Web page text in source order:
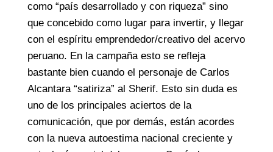
como “país desarrollado y con riqueza” sino
que concebido como lugar para invertir, y llegar
con el espíritu emprendedor/creativo del acervo
peruano. En la campaña esto se refleja
bastante bien cuando el personaje de Carlos
Alcantara “satiriza” al Sherif. Esto sin duda es
uno de los principales aciertos de la
comunicación, que por demás, están acordes
con la nueva autoestima nacional creciente y